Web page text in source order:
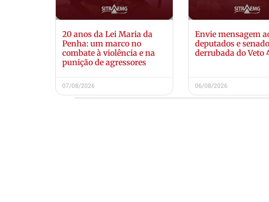
20 anos da Lei Maria da
Penha: um marco no
combate à violência e na
punição de agressores
07/08/2026
Envie mensagem
deputados e
derrubada do Veto
06/08/2026